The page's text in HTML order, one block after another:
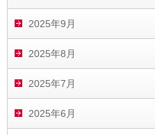
2025年9月
2025年8月
2025年7月
2025年6月